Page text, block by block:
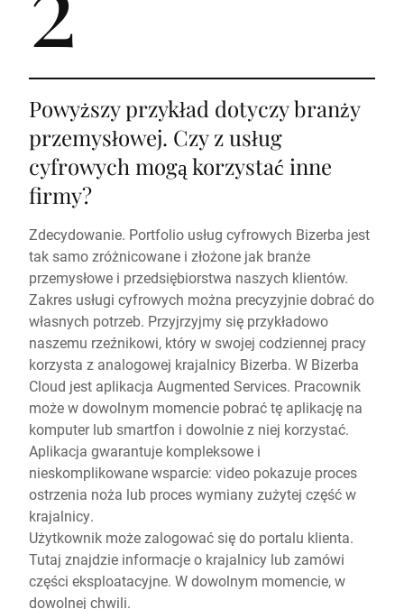
Powyższy przykład dotyczy branży
przemysłowej. Czy z usług
cyfrowych mogą korzystać inne
firmy?
Zdecydowanie. Portfolio usług cyfrowych Bizerba jest
tak samo zróżnicowane i złożone jak branże
przemysłowe i przedsiębiorstwa naszych klientów.
Zakres usługi cyfrowych można precyzyjnie dobrać do
własnych potrzeb. Przyjrzyjmy się przykładowo
naszemu rzeźnikowi, który w swojej codziennej pracy
korzysta z analogowej krajalnicy Bizerba. W Bizerba
Cloud jest aplikacja Augmented Services. Pracownik
może w dowolnym momencie pobrać tę aplikację na
komputer lub smartfon i dowolnie z niej korzystać.
Aplikacja gwarantuje kompleksowe i
nieskomplikowane wsparcie: video pokazuje proces
ostrzenia noża lub proces wymiany zużytej część w
krajalnicy.
Użytkownik może zalogować się do portalu klienta.
Tutaj znajdzie informacje o krajalnicy lub zamówi
części eksploatacyjne. W dowolnym momencie, w
dowolnej chwili.